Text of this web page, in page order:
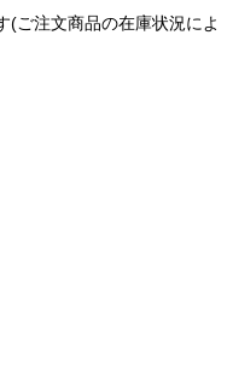
(ご注文商品の在庫状況によ